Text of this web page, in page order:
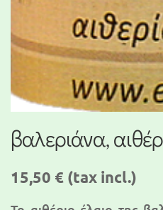
βαλεριάνα,
15,50 € (tax incl.)